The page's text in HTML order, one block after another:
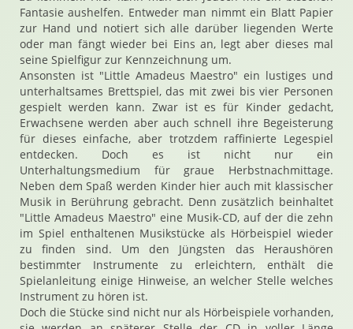
Fantasie aushelfen. Entweder man nimmt ein Blatt Papier
zur Hand und notiert sich alle darüber liegenden Werte
oder man fängt wieder bei Eins an, legt aber dieses mal
seine Spielfigur zur Kennzeichnung um.
Ansonsten ist "Little Amadeus Maestro" ein lustiges und
unterhaltsames Brettspiel, das mit zwei bis vier Personen
gespielt werden kann. Zwar ist es für Kinder gedacht,
Erwachsene werden aber auch schnell ihre Begeisterung
für dieses einfache, aber trotzdem raffinierte Legespiel
entdecken. Doch es ist nicht nur ein
Unterhaltungsmedium für graue Herbstnachmittage.
Neben dem Spaß werden Kinder hier auch mit klassischer
Musik in Berührung gebracht. Denn zusätzlich beinhaltet
"Little Amadeus Maestro" eine Musik-CD, auf der die zehn
im Spiel enthaltenen Musikstücke als Hörbeispiel wieder
zu finden sind. Um den Jüngsten das Heraushören
bestimmter Instrumente zu erleichtern, enthält die
Spielanleitung einige Hinweise, an welcher Stelle welches
Instrument zu hören ist.
Doch die Stücke sind nicht nur als Hörbeispiele vorhanden,